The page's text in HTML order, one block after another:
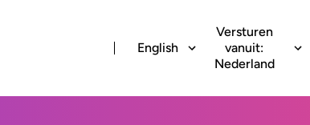
English
Versturen
vanuit:
Nederland